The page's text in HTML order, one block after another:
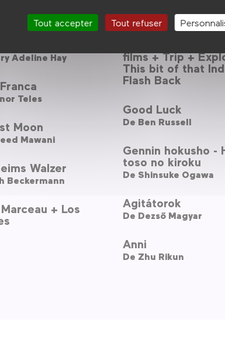
Tout accepter Tout refuser
Allah
Adeline Hay
Teles
Moon
Mawani
Walzer
Beckermann
+ Los
And miles to go... +
films + Trip +
This bit of that
Flash Back
Good Luck
De Ben Russell
Gennin hokusho -
toso no kiroku
De Shinsuke Ogawa
Agitátorok
De Dezső Magyar
Anni
De Zhu Rikun